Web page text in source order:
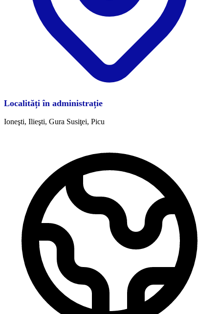
Localități în administrație
Ioneşti, Ilieşti, Gura Susiţei, Picu